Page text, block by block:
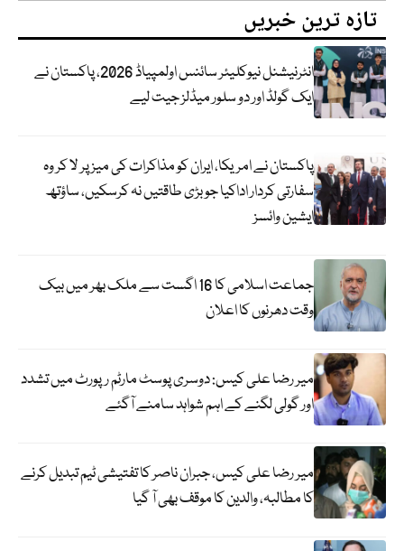
تازہ ترین خبریں
انٹرنیشنل نیوکلیئر سائنس اولمپیاڈ 2026، پاکستان نے
ایک گولڈ اور دو سلور میڈلز جیت لیے
پاکستان نے امریکا، ایران کو مذاکرات کی میز پر لا کر وہ
سفارتی کردار اداکیا جو بڑی طاقتیں نہ کرسکیں، ساؤتھ
ایشین وائسز
جماعت اسلامی کا 16 اگست سے ملک بھر میں بیک
وقت دھرنوں کا اعلان
میر رضا علی کیس: دوسری پوسٹ مارٹم رپورٹ میں تشدد
اور گولی لگنے کے اہم شواہد سامنے آگئے
میر رضا علی کیس، جبران ناصر کا تفتیشی ٹیم تبدیل کرنے
کا مطالبہ، والدین کا موقف بھی آ گیا